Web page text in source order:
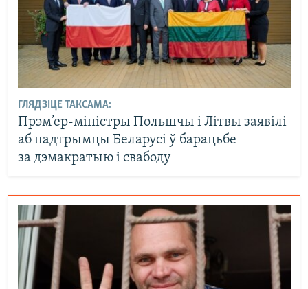
ГЛЯДЗІЦЕ ТАКСАМА:
Прэм’ер-міністры Польшчы і Літвы заявілі
аб падтрымцы Беларусі ў барацьбе
за дэмакратыю і свабоду